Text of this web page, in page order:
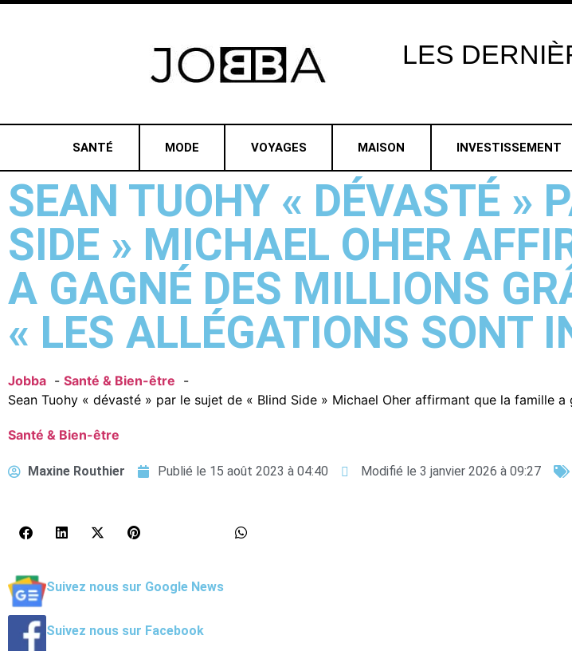
LES
SANTÉ MODE VOYAGES MAISON INVESTISSEMENT
SEAN TUOHY « DÉVASTÉ »
SIDE » MICHAEL OHER
A GAGNÉ DES MILLIONS
« LES ALLÉGATIONS SONT
Jobba
Santé & Bien-être
Sean Tuohy « dévasté » par le sujet de « Blind Side » Michael Oher affirmant que la famille
Santé & Bien-être
Maxine Routhier Publié le 15 août 2023 à 04:40 Modifié le 3 janvier 2026 à 09:27
Suivez nous sur Google News
Suivez nous sur Facebook